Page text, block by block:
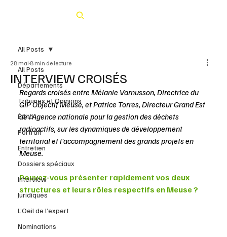
All Posts
Départements
Tribunes et Opinions
Édito
Portrait
Entretien
Dossiers spéciaux
Interview
Juridiques
L’Oeil de l’expert
Nominations
All Posts
INTERVIEW CROISÉS
28 mai 8 min de lecture
Regards croisés entre Mélanie Varnusson, Directrice du
GIP Objectif Meuse, et Patrice Torres, Directeur Grand Est
de l’Agence nationale pour la gestion des déchets
radioactifs, sur les dynamiques de développement
territorial et l’accompagnement des grands projets en
Meuse.
Pouvez-vous présenter rapidement vos deux
structures et leurs rôles respectifs en Meuse ?